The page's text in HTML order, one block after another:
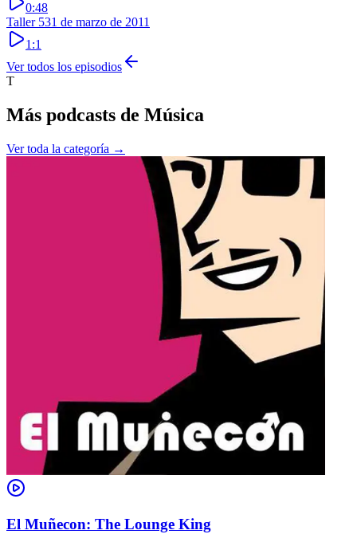
0:48
Taller 531 de marzo de 2011
1:1
Ver todos los episodios
T
Más podcasts de Música
Ver toda la categoría →
El Muñecon: The Lounge King